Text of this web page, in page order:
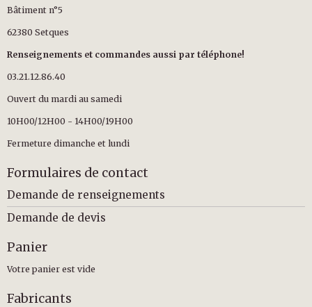
Bâtiment n°5
62380 Setques
Renseignements et commandes aussi par téléphone!
03.21.12.86.40
Ouvert du mardi au samedi
10H00/12H00 - 14H00/19H00
Fermeture dimanche et lundi
Formulaires de contact
Demande de renseignements
Demande de devis
Panier
Votre panier est vide
Fabricants